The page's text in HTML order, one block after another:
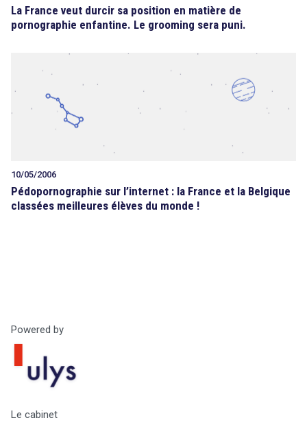
La France veut durcir sa position en matière de
pornographie enfantine. Le grooming sera puni.
10/05/2006
Pédopornographie sur l’internet : la France et la Belgique
classées meilleures élèves du monde !
Powered by
Le cabinet